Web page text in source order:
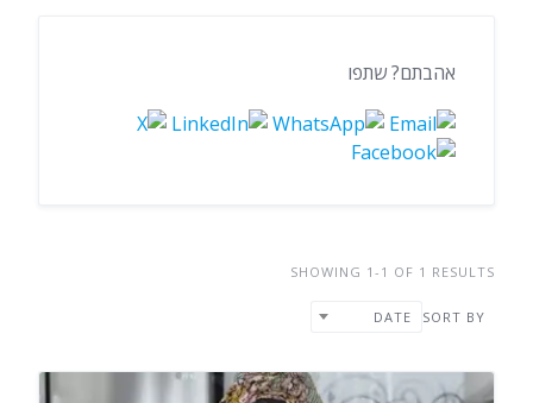
אהבתם? שתפו
SHOWING 1-1 OF 1 RESULTS
SORT BY
DATE